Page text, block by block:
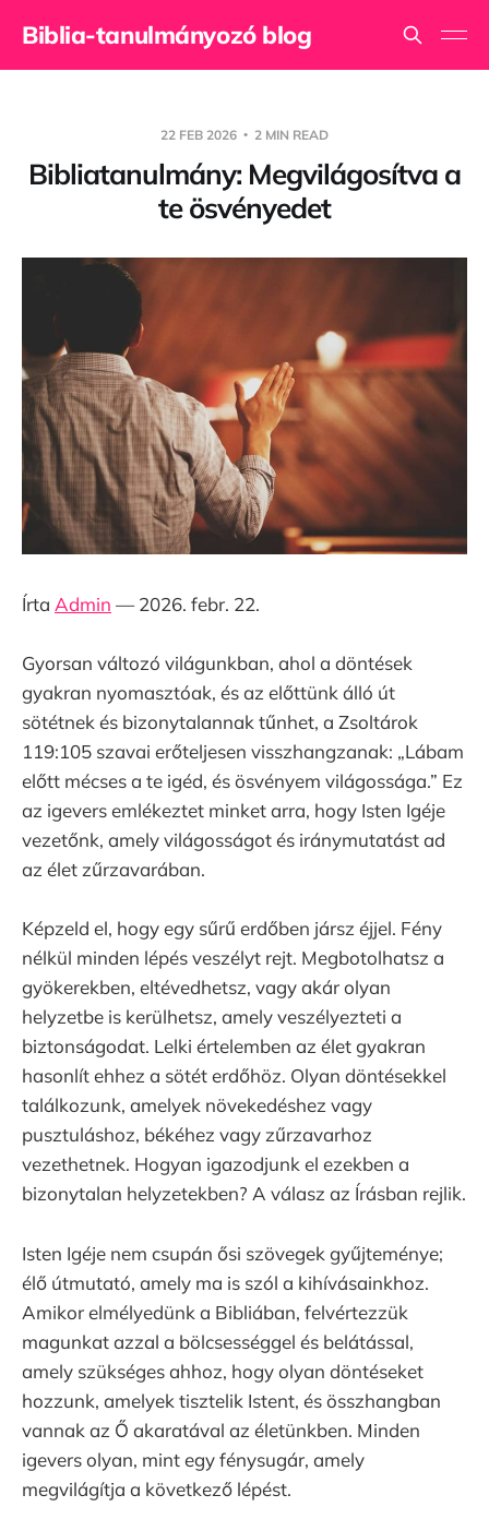
Biblia-tanulmányozó blog
22 FEB 2026 2 MIN READ
Bibliatanulmány: Megvilágosítva a
te ösvényedet
Írta Admin — 2026. febr. 22.
Gyorsan változó világunkban, ahol a döntések
gyakran nyomasztóak, és az előttünk álló út
sötétnek és bizonytalannak tűnhet, a Zsoltárok
119:105 szavai erőteljesen visszhangzanak: „Lábam
előtt mécses a te igéd, és ösvényem világossága.” Ez
az igevers emlékeztet minket arra, hogy Isten Igéje
vezetőnk, amely világosságot és iránymutatást ad
az élet zűrzavarában.
Képzeld el, hogy egy sűrű erdőben jársz éjjel. Fény
nélkül minden lépés veszélyt rejt. Megbotolhatsz a
gyökerekben, eltévedhetsz, vagy akár olyan
helyzetbe is kerülhetsz, amely veszélyezteti a
biztonságodat. Lelki értelemben az élet gyakran
hasonlít ehhez a sötét erdőhöz. Olyan döntésekkel
találkozunk, amelyek növekedéshez vagy
pusztuláshoz, békéhez vagy zűrzavarhoz
vezethetnek. Hogyan igazodjunk el ezekben a
bizonytalan helyzetekben? A válasz az Írásban rejlik.
Isten Igéje nem csupán ősi szövegek gyűjteménye;
élő útmutató, amely ma is szól a kihívásainkhoz.
Amikor elmélyedünk a Bibliában, felvértezzük
magunkat azzal a bölcsességgel és belátással,
amely szükséges ahhoz, hogy olyan döntéseket
hozzunk, amelyek tisztelik Istent, és összhangban
vannak az Ő akaratával az életünkben. Minden
igevers olyan, mint egy fénysugár, amely
megvilágítja a következő lépést.